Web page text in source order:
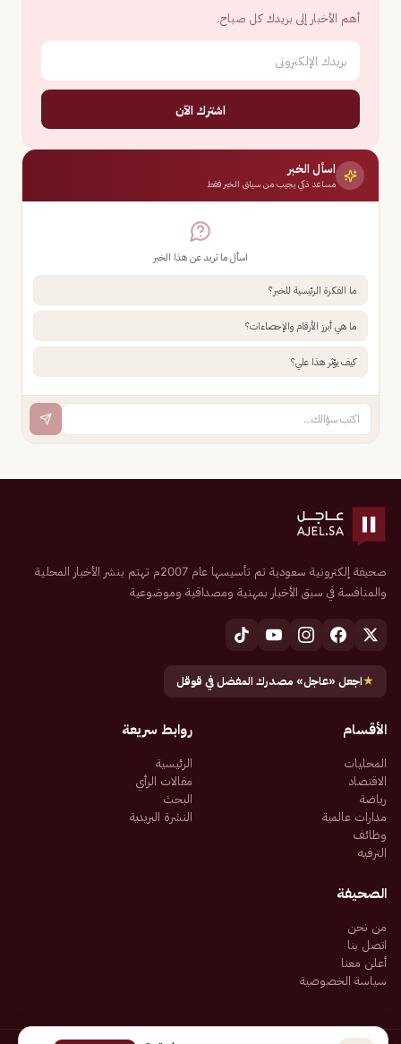
أهم الأخبار إلى بريدك كل صباح.
اشترك الآن
اسأل الخبر
مساعد ذكي يجيب من سياق الخبر فقط
اسأل ما تريد عن هذا الخبر
ما الفكرة الرئيسية للخبر؟
ما هي أبرز الأرقام والإحصاءات؟
كيف يؤثر هذا علي؟
صحيفة إلكترونية سعودية تم تأسيسها عام 2007م تهتم بنشر الأخبار المحلية
والمنافسة في سبق الأخبار بمهنية ومصداقية وموضوعية
★اجعل «عاجل» مصدرك المفضل في قوقل
الأقسام
المحليات
الاقتصاد
رياضة
مدارات عالمية
وظائف
الترفيه
روابط سريعة
الرئيسية
مقالات الرأي
البحث
النشرة البريدية
الصحيفة
من نحن
اتصل بنا
أعلن معنا
سياسة الخصوصية